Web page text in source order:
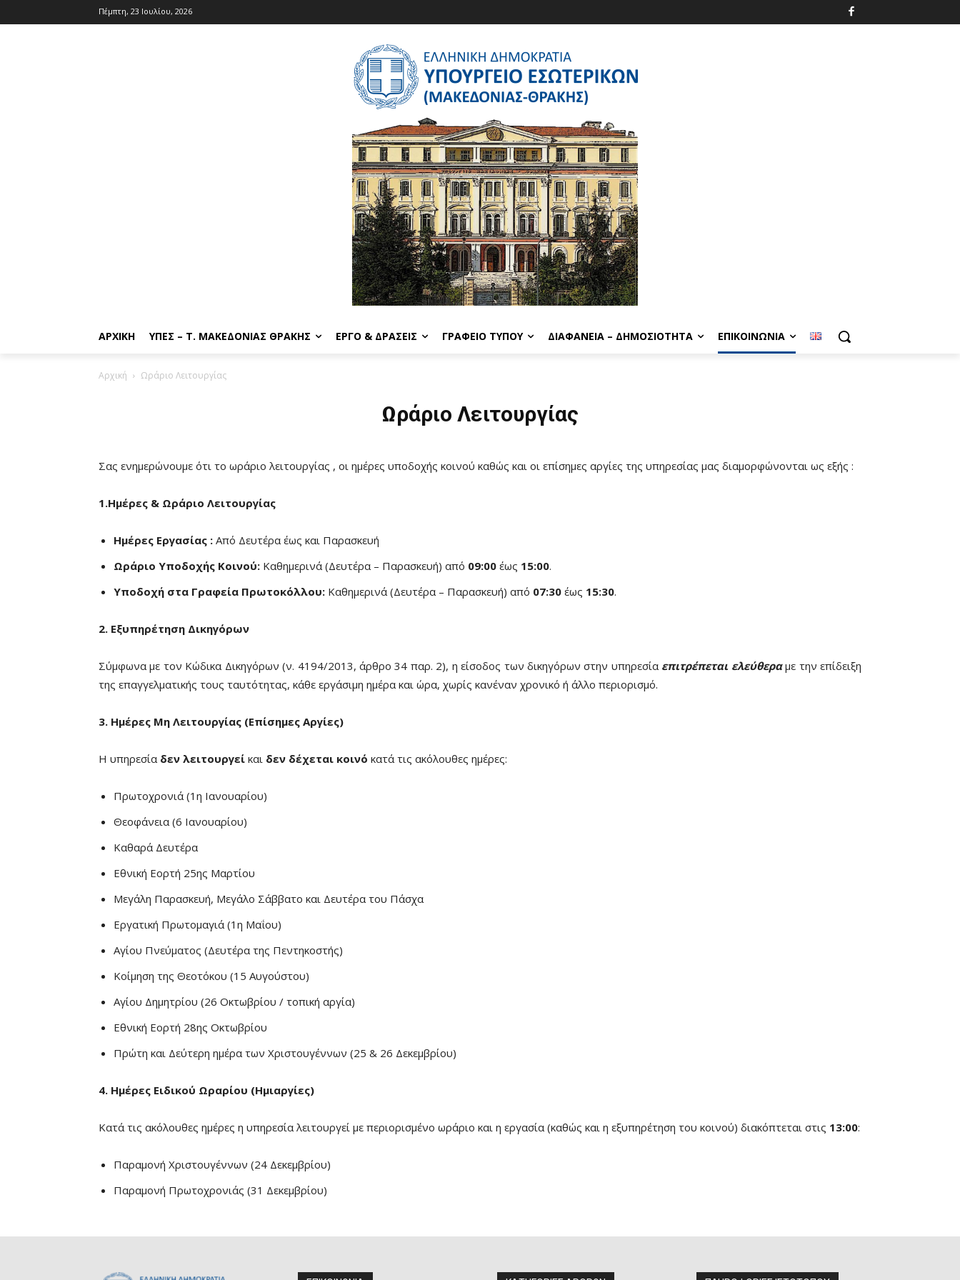
Πέμπτη, 23 Ιουλίου, 2026
ΑΡΧΙΚΉ ΥΠΕΣ – Τ. ΜΑΚΕΔΟΝΊΑΣ ΘΡΆΚΗΣ ΈΡΓΟ & ΔΡΆΣΕΙΣ ΓΡΑΦΕΊΟ ΤΎΠΟΥ ΔΙΑΦΆΝΕΙΑ – ΔΗΜΟΣΙΌΤΗΤΑ ΕΠΙΚΟΙΝΩΝΊΑ
Αρχική Ωράριο Λειτουργίας
Ωράριο Λειτουργίας
Σας ενημερώνουμε ότι το ωράριο λειτουργίας , οι ημέρες υποδοχής κοινού καθώς και οι επίσημες αργίες της υπηρεσίας μας διαμορφώνονται ως εξής :
1.Ημέρες & Ωράριο Λειτουργίας
Ημέρες Εργασίας : Από Δευτέρα έως και Παρασκευή
Ωράριο Υποδοχής Κοινού: Καθημερινά (Δευτέρα – Παρασκευή) από 09:00 έως 15:00.
Υποδοχή στα Γραφεία Πρωτοκόλλου: Καθημερινά (Δευτέρα – Παρασκευή) από 07:30 έως 15:30.
2. Εξυπηρέτηση Δικηγόρων
Σύμφωνα με τον Κώδικα Δικηγόρων (ν. 4194/2013, άρθρο 34 παρ. 2), η είσοδος των δικηγόρων στην υπηρεσία επιτρέπεται ελεύθεραμε την επίδειξη
της επαγγελματικής τους ταυτότητας, κάθε εργάσιμη ημέρα και ώρα, χωρίς κανέναν χρονικό ή άλλο περιορισμό.
3. Ημέρες Μη Λειτουργίας (Επίσημες Αργίες)
Η υπηρεσία δεν λειτουργεί και δεν δέχεται κοινό κατά τις ακόλουθες ημέρες:
Πρωτοχρονιά (1η Ιανουαρίου)
Θεοφάνεια (6 Ιανουαρίου)
Καθαρά Δευτέρα
Εθνική Εορτή 25ης Μαρτίου
Μεγάλη Παρασκευή, Μεγάλο Σάββατο και Δευτέρα του Πάσχα
Εργατική Πρωτομαγιά (1η Μαΐου)
Αγίου Πνεύματος (Δευτέρα της Πεντηκοστής)
Κοίμηση της Θεοτόκου (15 Αυγούστου)
Αγίου Δημητρίου (26 Οκτωβρίου / τοπική αργία)
Εθνική Εορτή 28ης Οκτωβρίου
Πρώτη και Δεύτερη ημέρα των Χριστουγέννων (25 & 26 Δεκεμβρίου)
4. Ημέρες Ειδικού Ωραρίου (Ημιαργίες)
Κατά τις ακόλουθες ημέρες η υπηρεσία λειτουργεί με περιορισμένο ωράριο και η εργασία (καθώς και η εξυπηρέτηση του κοινού) διακόπτεται στις 13:00:
Παραμονή Χριστουγέννων (24 Δεκεμβρίου)
Παραμονή Πρωτοχρονιάς (31 Δεκεμβρίου)